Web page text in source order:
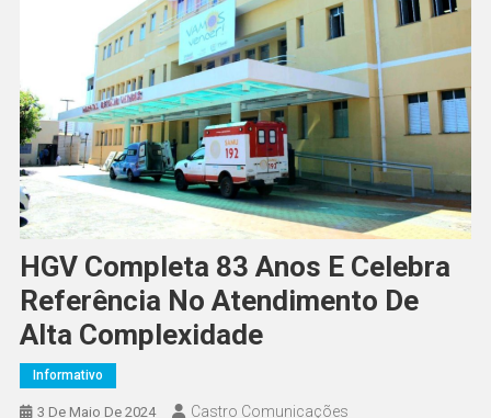
HGV Completa 83 Anos E Celebra
Referência No Atendimento De
Alta Complexidade
Informativo
3 De Maio De 2024 Castro Comunicações